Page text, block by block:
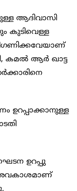
ആദിവാസി
കുടിവെള്ള
കമല്‍ ആര്‍ ഖാട്ട
ഉറപ്പാക്കാനുള്ള
ഉറപ്പു